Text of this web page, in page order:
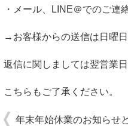
・メール、LINE＠でのご連
→お客様からの送信は日曜日
返信に関しましては翌営業
こちらもご了承ください。
年末年始休業のお知らせ